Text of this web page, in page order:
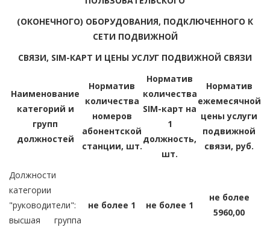
(ОКОНЕЧНОГО) ОБОРУДОВАНИЯ, ПОДКЛЮЧЕННОГО К
СЕТИ ПОДВИЖНОЙ
СВЯЗИ, SIM-КАРТ И ЦЕНЫ УСЛУГ ПОДВИЖНОЙ СВЯЗИ
Наименование
категорий и
групп
должностей
Норматив
количества
номеров
абонентской
станции, шт.
Норматив
количества
SIM-карт на
1
должность,
шт.
Норматив
ежемесячной
цены услуги
подвижной
связи, руб.
Должности
категории
"руководители":
высшая группа
не более 1 не более 1
не более
5960,00